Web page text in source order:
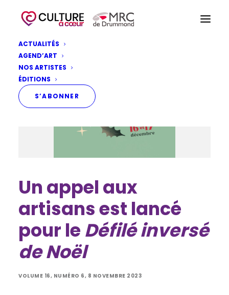
ACTUALITÉS
AGEND’ART
NOS ARTISTES
ÉDITIONS
S’ABONNER
Un appel aux
artisans est lancé
pour le Défilé inversé
de Noël
VOLUME 16, NUMÉRO 6, 8 NOVEMBRE 2023